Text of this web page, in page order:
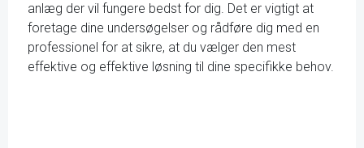
anlæg der vil fungere bedst for dig. Det er vigtigt at
foretage dine undersøgelser og rådføre dig med en
professionel for at sikre, at du vælger den mest
effektive og effektive løsning til dine specifikke behov.